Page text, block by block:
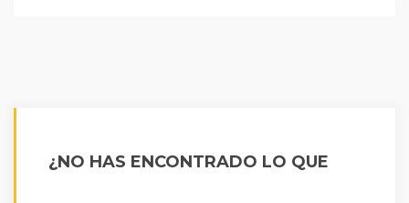
¿NO HAS ENCONTRADO LO QUE